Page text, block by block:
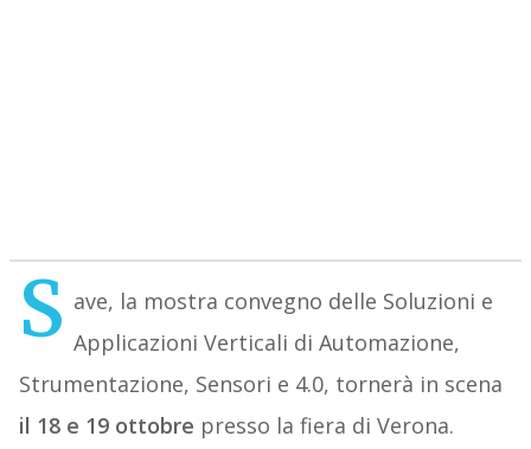
S ave, la mostra convegno delle Soluzioni e
Applicazioni Verticali di Automazione,
Strumentazione, Sensori e 4.0, tornerà in scena
il 18 e 19 ottobre presso la fiera di Verona.